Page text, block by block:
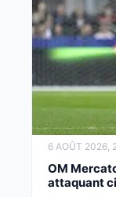
6 AOÛT 2026,
OM
attaquant